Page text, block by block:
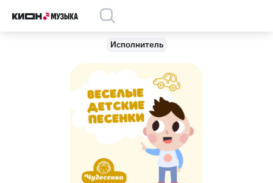
Исполнитель